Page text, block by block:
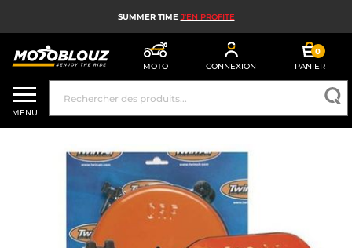
SUMMER TIME J'EN PROFITE
MOTO CONNEXION
0
PANIER
CASQUE MOTO
ÉQUIPEMENT MOTO HOMME
ÉQUIPEMENT MOTO FEMME
MX, ENDURO ET TRIAL
HIGH TECH MOTO
MENU